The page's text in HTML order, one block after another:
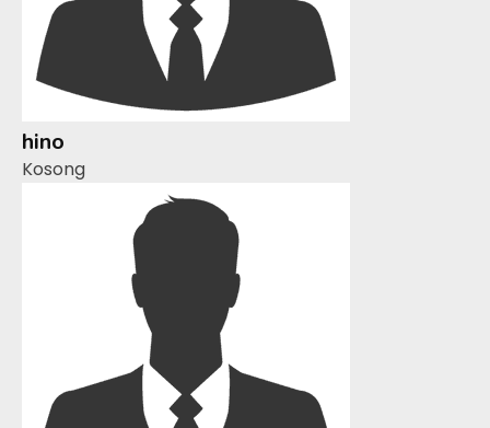
hino
Kosong